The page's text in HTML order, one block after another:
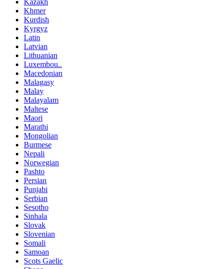
Khmer
Kurdish
Kyrgyz
Latin
Latvian
Lithuanian
Luxembou..
Macedonian
Malagasy
Malay
Malayalam
Maltese
Maori
Marathi
Mongolian
Burmese
Nepali
Norwegian
Pashto
Persian
Punjabi
Serbian
Sesotho
Sinhala
Slovak
Slovenian
Somali
Samoan
Scots Gaelic